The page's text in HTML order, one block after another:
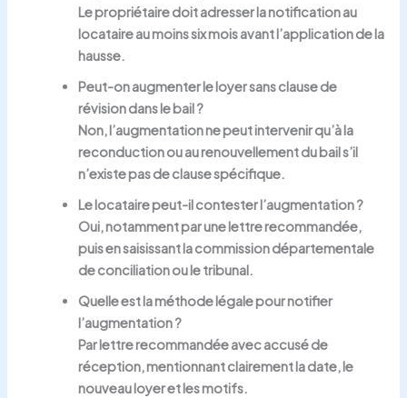
Le propriétaire doit adresser la notification au
locataire au moins six mois avant l’application de la
hausse.
Peut-on augmenter le loyer sans clause de
révision dans le bail ?
Non, l’augmentation ne peut intervenir qu’à la
reconduction ou au renouvellement du bail s’il
n’existe pas de clause spécifique.
Le locataire peut-il contester l’augmentation ?
Oui, notamment par une lettre recommandée,
puis en saisissant la commission départementale
de conciliation ou le tribunal.
Quelle est la méthode légale pour notifier
l’augmentation ?
Par lettre recommandée avec accusé de
réception, mentionnant clairement la date, le
nouveau loyer et les motifs.